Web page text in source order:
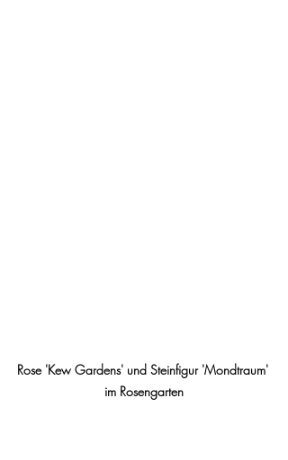
Rose 'Kew Gardens' und Steinfigur 'Mondtraum'
im Rosengarten